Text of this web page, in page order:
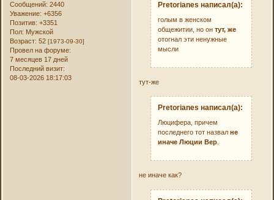
Сообщений: 2440
Уважение: +6356
Позитив: +3351
Пол: Мужской
Возраст: 52[1973-09-30]
Провел на форуме:
7 месяцев 17 дней
Последний визит:
08-03-2026 18:17:03
Pretorianes написал(а):
голым в женском
общежитии, но онтут, же
отогнал эти ненужные
мысли
тут-же
Pretorianes написал(а):
Люцифера, причем
последнего тот назвалне
иначе Люции Вер
не иначе как?